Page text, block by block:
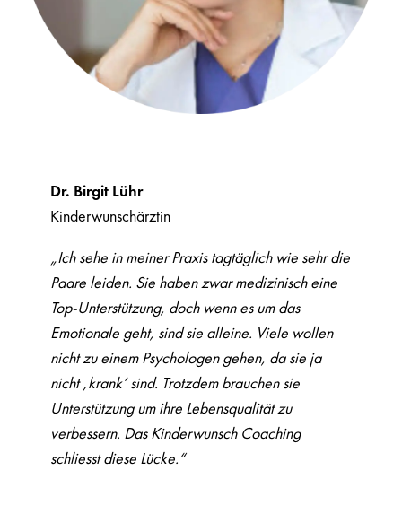
Dr. Birgit Lühr
Kinderwunschärztin
„Ich sehe in meiner Praxis tagtäglich wie sehr die
Paare leiden. Sie haben zwar medizinisch eine
Top-Unterstützung, doch wenn es um das
Emotionale geht, sind sie alleine. Viele wollen
nicht zu einem Psychologen gehen, da sie ja
nicht ‚krank’ sind. Trotzdem brauchen sie
Unterstützung um ihre Lebensqualität zu
verbessern. Das Kinderwunsch Coaching
schliesst diese Lücke.“